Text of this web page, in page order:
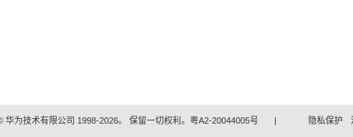
华为技术有限公司 1998-2026。 保留一切权利。粤A2-20044005号 | 隐私保护